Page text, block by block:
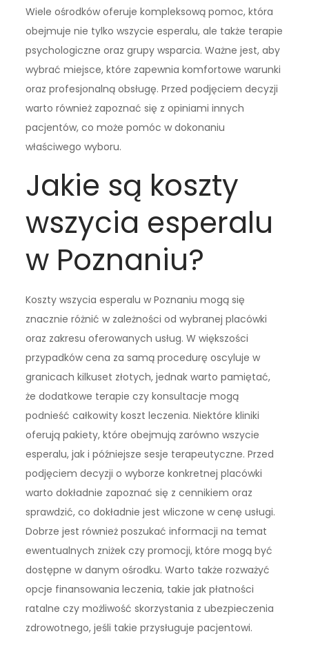
Wiele ośrodków oferuje kompleksową pomoc, która
obejmuje nie tylko wszycie esperalu, ale także terapie
psychologiczne oraz grupy wsparcia. Ważne jest, aby
wybrać miejsce, które zapewnia komfortowe warunki
oraz profesjonalną obsługę. Przed podjęciem decyzji
warto również zapoznać się z opiniami innych
pacjentów, co może pomóc w dokonaniu
właściwego wyboru.
Jakie są koszty
wszycia esperalu
w Poznaniu?
Koszty wszycia esperalu w Poznaniu mogą się
znacznie różnić w zależności od wybranej placówki
oraz zakresu oferowanych usług. W większości
przypadków cena za samą procedurę oscyluje w
granicach kilkuset złotych, jednak warto pamiętać,
że dodatkowe terapie czy konsultacje mogą
podnieść całkowity koszt leczenia. Niektóre kliniki
oferują pakiety, które obejmują zarówno wszycie
esperalu, jak i późniejsze sesje terapeutyczne. Przed
podjęciem decyzji o wyborze konkretnej placówki
warto dokładnie zapoznać się z cennikiem oraz
sprawdzić, co dokładnie jest wliczone w cenę usługi.
Dobrze jest również poszukać informacji na temat
ewentualnych zniżek czy promocji, które mogą być
dostępne w danym ośrodku. Warto także rozważyć
opcje finansowania leczenia, takie jak płatności
ratalne czy możliwość skorzystania z ubezpieczenia
zdrowotnego, jeśli takie przysługuje pacjentowi.